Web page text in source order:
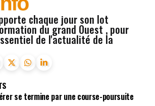
chaque jour son lot
du grand Ouest , pour
de l'actualité de la
se termine par une course-poursuite